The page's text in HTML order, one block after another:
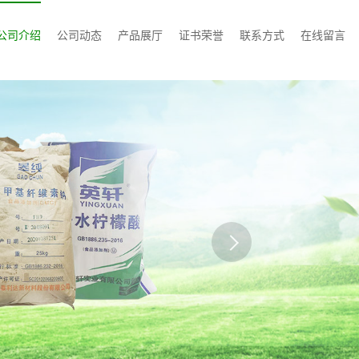
司介绍 公司动态 产品展厅 证书荣誉 联系方式 在线留言